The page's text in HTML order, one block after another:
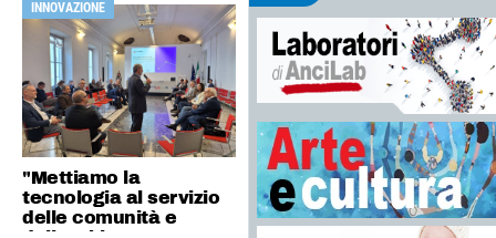
INNOVAZIONE
"Mettiamo la
tecnologia al servizio
delle comunità e